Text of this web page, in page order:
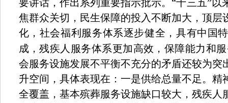
要讲话，作出系列重要指示批示。
十三五 以
焦群众关切，民生保障的投入不断加大，顶层
化，社会福利服务体系逐步健全，具有中国
成，残疾人服务体系更加高效，保障能力和
会服务设施发展不平衡不充分的矛盾还较为突
升空间，具体表现在：一是供给总量不足。精
全覆盖，基本殡葬服务设施缺口较大，残疾人